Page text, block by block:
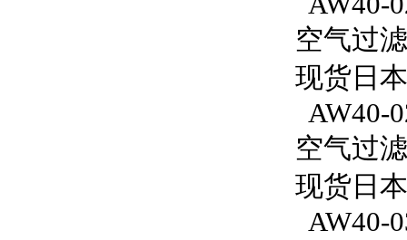
空气过
现货日
AW40-
空气过
现货日
AW40-